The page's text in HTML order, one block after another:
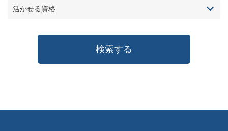
活かせる資格